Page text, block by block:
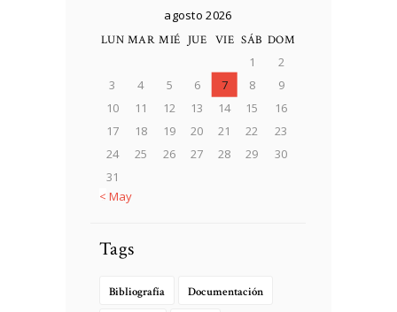
agosto 2026
LUN MAR MIÉ JUE VIE SÁB DOM
1
2
3
4 5 6 7 8
9
10
11 12 13 14 15
16
17
18 19 20 21 22
23
24
25 26 27 28 29
30
31
« May
Tags
Bibliografía Documentación